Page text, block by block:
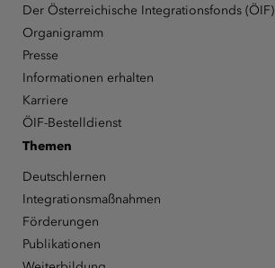
Der Österreichische Integrationsfonds (ÖIF)
Organigramm
Presse
Informationen erhalten
Karriere
ÖIF-Bestelldienst
Themen
Deutschlernen
Integrationsmaßnahmen
Förderungen
Publikationen